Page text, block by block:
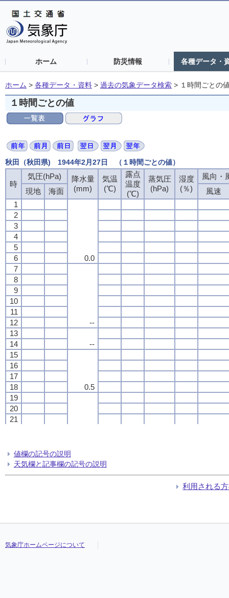
ホーム 防災情報 各種データ・
ホーム > 各種データ・資料 > 過去の気象データ検索 > １時間ごとの
１時間ごとの値
秋田（秋田県) 1944年2月27日 （１時間ごとの値）
時
気圧(hPa)
降水量
(mm)
気温
(℃)
露点
温度
(℃)
蒸気圧
(hPa)
湿度
(％)
風向・
現地
海面
風速
1
0.0
2
3
4
5
6
7
--
8
9
10
11
12
13
--
14
15
0.5
16
17
18
19
20
21
24
時
気圧(hPa)
降水量
(mm)
気温
(℃)
露点
温度
(℃)
蒸気圧
(hPa)
湿度
(％)
風向・
現地
海面
風速
1
0.0
2
3
4
5
6
7
--
8
9
10
11
12
13
--
14
15
0.5
16
17
18
19
20
21
24
時
気圧(hPa)
降水量
(mm)
気温
(℃)
露点
温度
(℃)
蒸気圧
(hPa)
湿度
(％)
風向・
現地
海面
風速
1
0.0
2
3
4
5
6
7
--
8
9
10
11
12
13
--
14
15
0.5
16
17
18
19
20
21
24
時
気圧(hPa)
降水量
(mm)
気温
(℃)
露点
温度
(℃)
蒸気圧
(hPa)
湿度
(％)
風向・
現地
海面
風速
1
0.0
2
3
4
5
6
7
--
8
9
10
11
12
13
--
14
15
0.5
16
17
18
19
20
21
24
値欄の記号の説明
天気欄と記事欄の記号の説明
利用される
気象庁ホームページについて